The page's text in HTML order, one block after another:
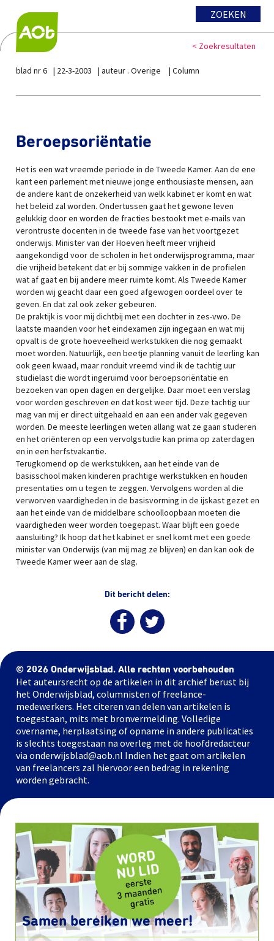
ZOEKEN
< Zoekresultaten
blad nr 6 22-3-2003 auteur . Overige Column
Beroepsoriëntatie
Het is een wat vreemde periode in de Tweede Kamer. Aan de ene
kant een parlement met nieuwe jonge enthousiaste mensen, aan
de andere kant de onzekerheid van welk kabinet er komt en wat
het beleid zal worden. Ondertussen gaat het gewone leven
gelukkig door en worden de fracties bestookt met e-mails van
verontruste docenten in de tweede fase van het voortgezet
onderwijs. Minister van der Hoeven heeft meer vrijheid
aangekondigd voor de scholen in het onderwijsprogramma, maar
die vrijheid betekent dat er bij sommige vakken in de profielen
wat af gaat en bij andere meer ruimte komt. Als Tweede Kamer
worden wij geacht daar een goed afgewogen oordeel over te
geven. En dat zal ook zeker gebeuren.
De praktijk is voor mij dichtbij met een dochter in zes-vwo. De
laatste maanden voor het eindexamen zijn ingegaan en wat mij
opvalt is de grote hoeveelheid werkstukken die nog gemaakt
moet worden. Natuurlijk, een beetje planning vanuit de leerling kan
ook geen kwaad, maar ronduit vreemd vind ik de tachtig uur
studielast die wordt ingeruimd voor beroepsoriëntatie en
bezoeken van open dagen en dergelijke. Daar moet een verslag
voor worden geschreven en dat kost weer tijd. Deze tachtig uur
mag van mij er direct uitgehaald en aan een ander vak gegeven
worden. De meeste leerlingen weten allang wat ze gaan studeren
en het oriënteren op een vervolgstudie kan prima op zaterdagen
en in een herfstvakantie.
Terugkomend op de werkstukken, aan het einde van de
basisschool maken kinderen prachtige werkstukken en houden
presentaties om u tegen te zeggen. Vervolgens worden al die
verworven vaardigheden in de basisvorming in de ijskast gezet en
aan het einde van de middelbare schoolloopbaan moeten die
vaardigheden weer worden toegepast. Waar blijft een goede
aansluiting? Ik hoop dat het kabinet er snel komt met een goede
minister van Onderwijs (van mij mag ze blijven) en dan kan ook de
Tweede Kamer weer aan de slag.
Dit bericht delen:
© 2026 Onderwijsblad. Alle rechten voorbehouden
Het auteursrecht op de artikelen in dit archief berust bij
het Onderwijsblad, columnisten of freelance-
medewerkers. Het citeren van delen van artikelen is
toegestaan, mits met bronvermelding. Volledige
overname, herplaatsing of opname in andere publicaties
is slechts toegestaan na overleg met de hoofdredacteur
via onderwijsblad@aob.nl Indien het gaat om artikelen
van freelancers zal hiervoor een bedrag in rekening
worden gebracht.
Samen bereiken we meer!